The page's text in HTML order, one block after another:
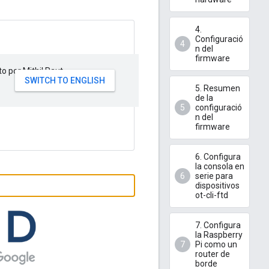
4.
Configuració
n del
firmware
5. Resumen
de la
configuració
n del
firmware
6. Configura
la consola en
serie para
dispositivos
ot-cli-ftd
7. Configura
la Raspberry
Pi como un
router de
borde
por Mithil Raut